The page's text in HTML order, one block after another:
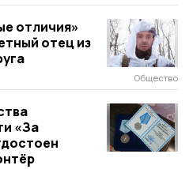
отличия»
отец из
Общество
«За